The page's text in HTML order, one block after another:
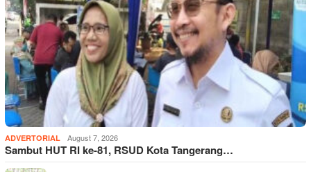
ADVERTORIAL August 7, 2026
Sambut HUT RI ke-81, RSUD Kota Tangerang…